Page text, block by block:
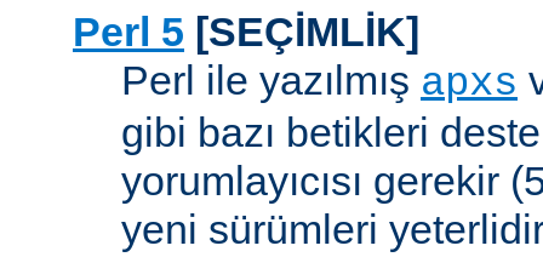
Perl 5 [SEÇİMLİK]
Perl ile yazılmış apxs
gibi bazı betikleri
yorumlayıcısı gerekir
yeni sürümleri